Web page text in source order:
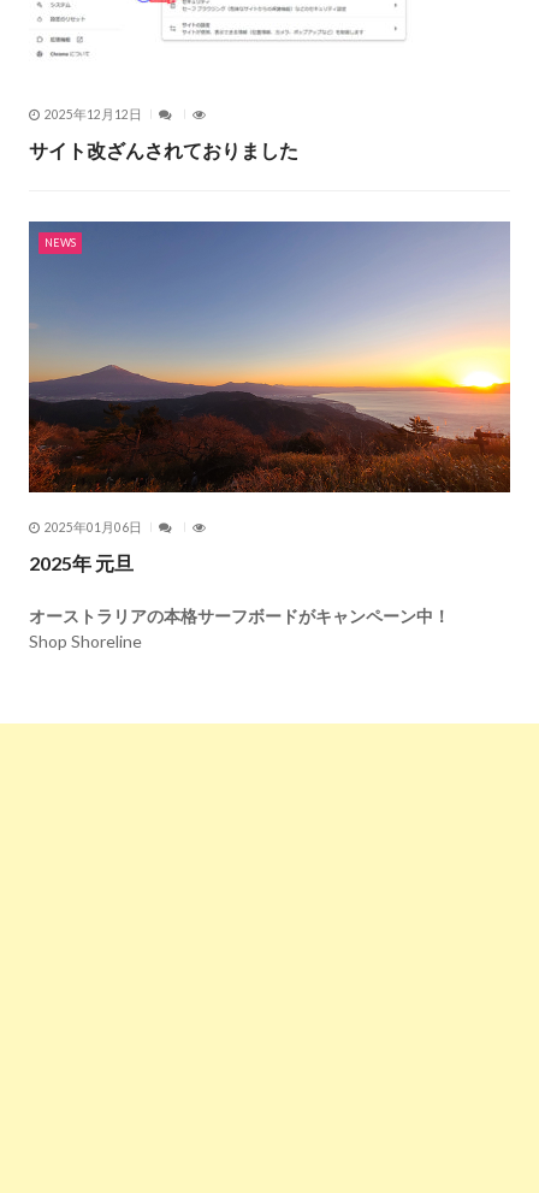
2025年12月12日
サイト改ざんされておりました
NEWS
2025年01月06日
2025年 元旦
オーストラリアの本格サーフボードがキャンペーン中！
Shop Shoreline